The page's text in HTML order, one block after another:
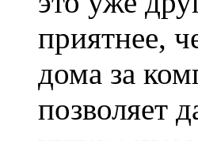
приятнее,
дома за
позволяет